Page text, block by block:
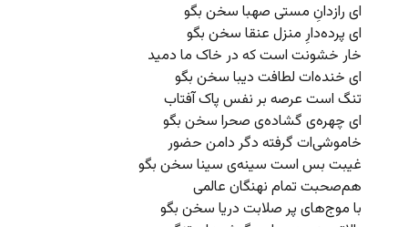
ای رازدانِ مستی صهبا سخن بگو
ای پرده‌دارِ منزل عنقا سخن بگو
خار خشونت است که در خاک ما دمید
ای خنده‌ات لطافت دیبا سخن بگو
تنگ است عرصه بر نفس پاک آفتاب
ای چهره‌ی گشاده‌ی صحرا سخن بگو
خاموشی‌ات گرفته دگر دامن حضور
غیبت بس است سینه‌ی سینا سخن بگو
هم‌صحبت تمام نهنگان عالمی
با موج‌های پر صلابت دریا سخن بگو